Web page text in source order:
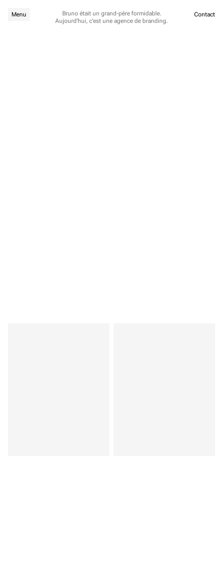
Bruno était un grand-père formidable.
Aujourd’hui, c’est une agence de branding.
Contact
Menu